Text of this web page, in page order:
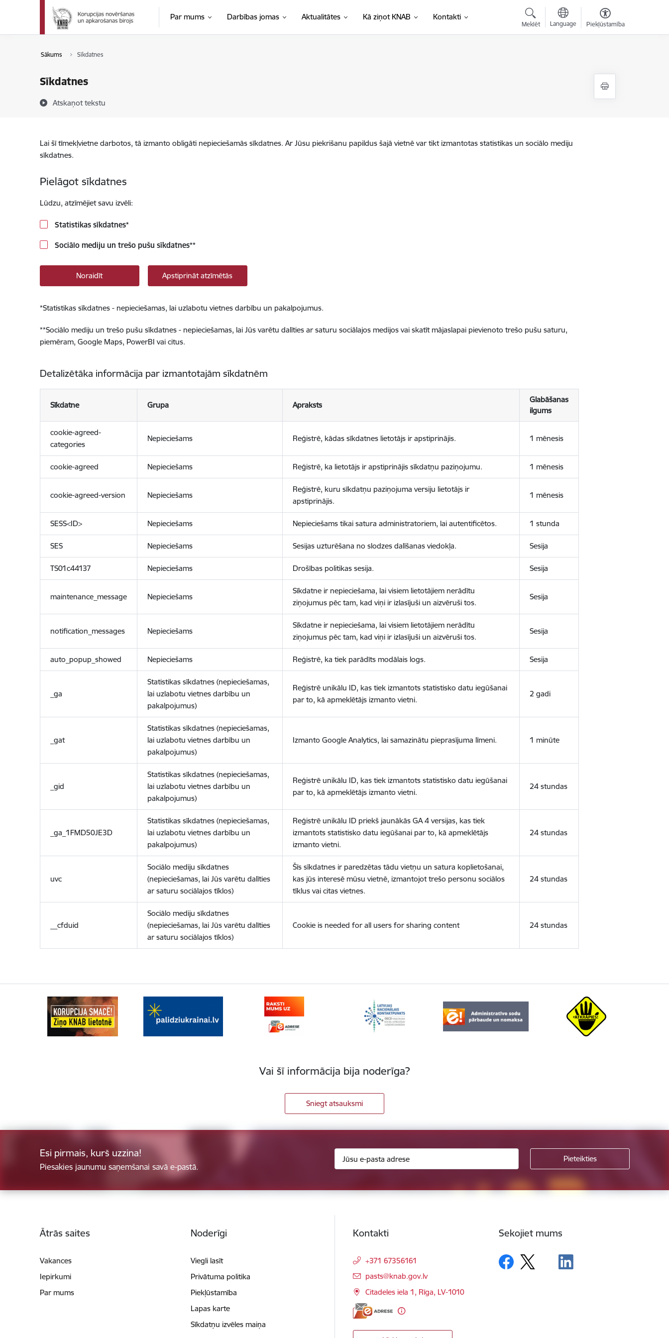
Pāriet uz lapas saturu
Par mums Darbības jomas Aktualitātes Kā ziņot KNAB Kontakti
Meklēt Language Piekļūstamība
Sākums Sīkdatnes
Sīkdatnes
Atskaņot tekstu
Lai šī tīmekļvietne darbotos, tā izmanto obligāti nepieciešamās sīkdatnes. Ar Jūsu piekrišanu papildus šajā vietnē var tikt izmantotas statistikas un sociālo mediju
sīkdatnes.
Pielāgot sīkdatnes
Lūdzu, atzīmējiet savu izvēli:
Statistikas sīkdatnes*
Sociālo mediju un trešo pušu sīkdatnes**
Noraidīt Apstiprināt atzīmētās
*Statistikas sīkdatnes - nepieciešamas, lai uzlabotu vietnes darbību un pakalpojumus.
**Sociālo mediju un trešo pušu sīkdatnes - nepieciešamas, lai Jūs varētu dalīties ar saturu sociālajos medijos vai skatīt mājaslapai pievienoto trešo pušu saturu,
piemēram, Google Maps, PowerBI vai citus.
Detalizētāka informācija par izmantotajām sīkdatnēm
Sīkdatne Grupa Apraksts
Glabāšanas
ilgums
cookie-agreed-
categories
Nepieciešams Reģistrē, kādas sīkdatnes lietotājs ir apstiprinājis. 1 mēnesis
cookie-agreed Nepieciešams Reģistrē, ka lietotājs ir apstiprinājis sīkdatņu paziņojumu. 1 mēnesis
cookie-agreed-version Nepieciešams
Reģistrē, kuru sīkdatņu paziņojuma versiju lietotājs ir
apstiprinājis.
1 mēnesis
SESS<ID> Nepieciešams Nepieciešams tikai satura administratoriem, lai autentificētos. 1 stunda
SES Nepieciešams Sesijas uzturēšana no slodzes dalīšanas viedokļa. Sesija
TS01c44137 Nepieciešams Drošības politikas sesija. Sesija
maintenance_message Nepieciešams
Sīkdatne ir nepieciešama, lai visiem lietotājiem nerādītu
ziņojumus pēc tam, kad viņi ir izlasījuši un aizvēruši tos.
Sesija
notification_messages Nepieciešams
Sīkdatne ir nepieciešama, lai visiem lietotājiem nerādītu
ziņojumus pēc tam, kad viņi ir izlasījuši un aizvēruši tos.
Sesija
auto_popup_showed Nepieciešams Reģistrē, ka tiek parādīts modālais logs. Sesija
_ga
Statistikas sīkdatnes (nepieciešamas,
lai uzlabotu vietnes darbību un
pakalpojumus)
Reģistrē unikālu ID, kas tiek izmantots statistisko datu iegūšanai
par to, kā apmeklētājs izmanto vietni.
2 gadi
_gat
Statistikas sīkdatnes (nepieciešamas,
lai uzlabotu vietnes darbību un
pakalpojumus)
Izmanto Google Analytics, lai samazinātu pieprasījuma līmeni. 1 minūte
_gid
Statistikas sīkdatnes (nepieciešamas,
lai uzlabotu vietnes darbību un
pakalpojumus)
Reģistrē unikālu ID, kas tiek izmantots statistisko datu iegūšanai
par to, kā apmeklētājs izmanto vietni.
24 stundas
_ga_1FMD50JE3D
Statistikas sīkdatnes (nepieciešamas,
lai uzlabotu vietnes darbību un
pakalpojumus)
Reģistrē unikālu ID priekš jaunākās GA 4 versijas, kas tiek
izmantots statistisko datu iegūšanai par to, kā apmeklētājs
izmanto vietni.
24 stundas
uvc
Sociālo mediju sīkdatnes
(nepieciešamas, lai Jūs varētu dalīties
ar saturu sociālajos tīklos)
Šīs sīkdatnes ir paredzētas tādu vietņu un satura koplietošanai,
kas jūs interesē mūsu vietnē, izmantojot trešo personu sociālos
tīklus vai citas vietnes.
24 stundas
__cfduid
Sociālo mediju sīkdatnes
(nepieciešamas, lai Jūs varētu dalīties
ar saturu sociālajos tīklos)
Cookie is needed for all users for sharing content 24 stundas
Vai šī informācija bija noderīga?
Sniegt atsauksmi
Esi pirmais, kurš uzzina!
Piesakies jaunumu saņemšanai savā e-pastā.
Ātrās saites
Vakances
Iepirkumi
Par mums
Noderīgi
Viegli lasīt
Privātuma politika
Piekļūstamība
Lapas karte
Sīkdatņu izvēles maiņa
Kontakti
+371 67356161
E-pasts:
pasts@knab.gov.lv
Citadeles iela 1, Rīga, LV-1010
Sekojiet mums